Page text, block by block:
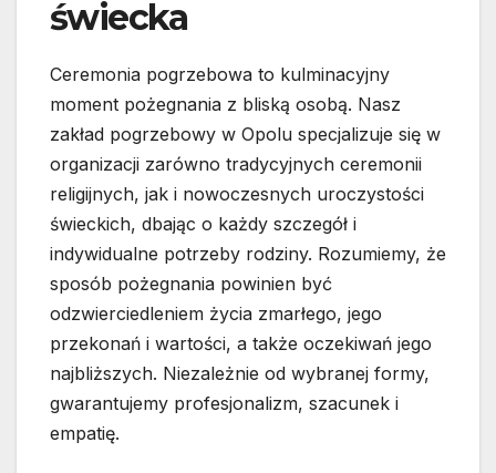
świecka
Ceremonia pogrzebowa to kulminacyjny
moment pożegnania z bliską osobą. Nasz
zakład pogrzebowy w Opolu specjalizuje się w
organizacji zarówno tradycyjnych ceremonii
religijnych, jak i nowoczesnych uroczystości
świeckich, dbając o każdy szczegół i
indywidualne potrzeby rodziny. Rozumiemy, że
sposób pożegnania powinien być
odzwierciedleniem życia zmarłego, jego
przekonań i wartości, a także oczekiwań jego
najbliższych. Niezależnie od wybranej formy,
gwarantujemy profesjonalizm, szacunek i
empatię.